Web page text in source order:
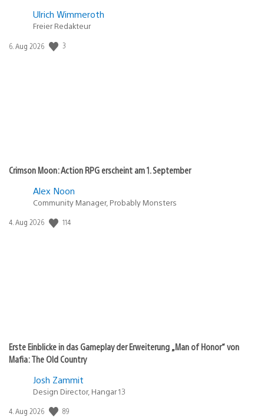
Ulrich Wimmeroth
Freier Redakteur
Veröffentlichungsdatum:
6. Aug 2026 3
Crimson Moon: Action RPG erscheint am 1. September
Alex Noon
Community Manager, Probably Monsters
Veröffentlichungsdatum:
4. Aug 2026 114
Erste Einblicke in das Gameplay der Erweiterung „Man of Honor“ von
Mafia: The Old Country
Josh Zammit
Design Director, Hangar 13
Veröffentlichungsdatum:
4. Aug 2026 89